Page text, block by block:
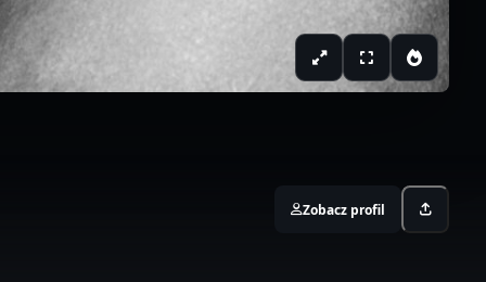
Zobacz profil